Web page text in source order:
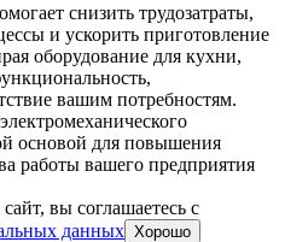
снизить трудозатраты,
и ускорить приготовление
оборудование для кухни,
вашим потребностям.
основой для повышения
работы вашего предприятия
вы соглашаетесь c
данных Хорошо